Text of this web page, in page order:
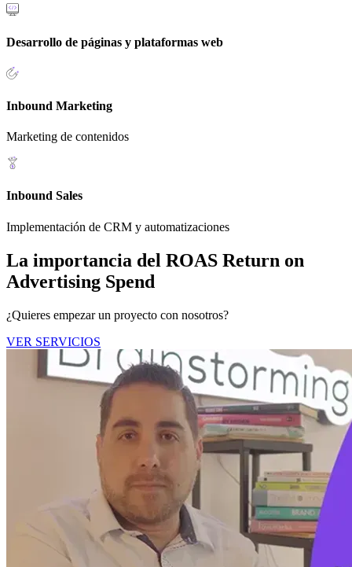
Desarrollo de páginas y plataformas web
Inbound Marketing
Marketing de contenidos
Inbound Sales
Implementación de CRM y automatizaciones
La importancia del ROAS Return on
Advertising Spend
¿Quieres empezar un proyecto con nosotros?
VER SERVICIOS